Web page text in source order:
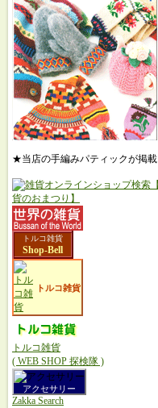
★当店の手編みパティックが掲載
トルコ雑貨
Shop-Bell
トルコ雑貨
トルコ雑貨
( WEB SHOP 探検隊 )
アクセサリー
Zakka Search